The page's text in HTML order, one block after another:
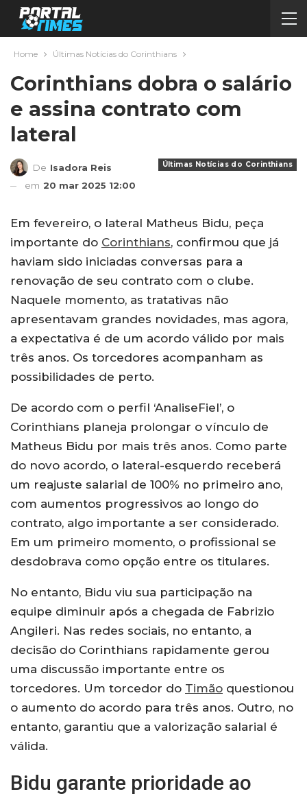
Home Últimas Notícias do Corinthians
Corinthians dobra o salário
e assina contrato com
lateral
Últimas Notícias do Corinthians
De Isadora Reis
em 20 mar 2025 12:00
Em fevereiro, o lateral Matheus Bidu, peça
importante do Corinthians, confirmou que já
haviam sido iniciadas conversas para a
renovação de seu contrato com o clube.
Naquele momento, as tratativas não
apresentavam grandes novidades, mas agora,
a expectativa é de um acordo válido por mais
três anos. Os torcedores acompanham as
possibilidades de perto.
De acordo com o perfil ‘AnaliseFiel’, o
Corinthians planeja prolongar o vínculo de
Matheus Bidu por mais três anos. Como parte
do novo acordo, o lateral-esquerdo receberá
um reajuste salarial de 100% no primeiro ano,
com aumentos progressivos ao longo do
contrato, algo importante a ser considerado.
Em um primeiro momento, o profissional se
desdobrava como opção entre os titulares.
No entanto, Bidu viu sua participação na
equipe diminuir após a chegada de Fabrizio
Angileri. Nas redes sociais, no entanto, a
decisão do Corinthians rapidamente gerou
uma discussão importante entre os
torcedores. Um torcedor do Timão questionou
o aumento do acordo para três anos. Outro, no
entanto, garantiu que a valorização salarial é
válida.
Bidu garante prioridade ao